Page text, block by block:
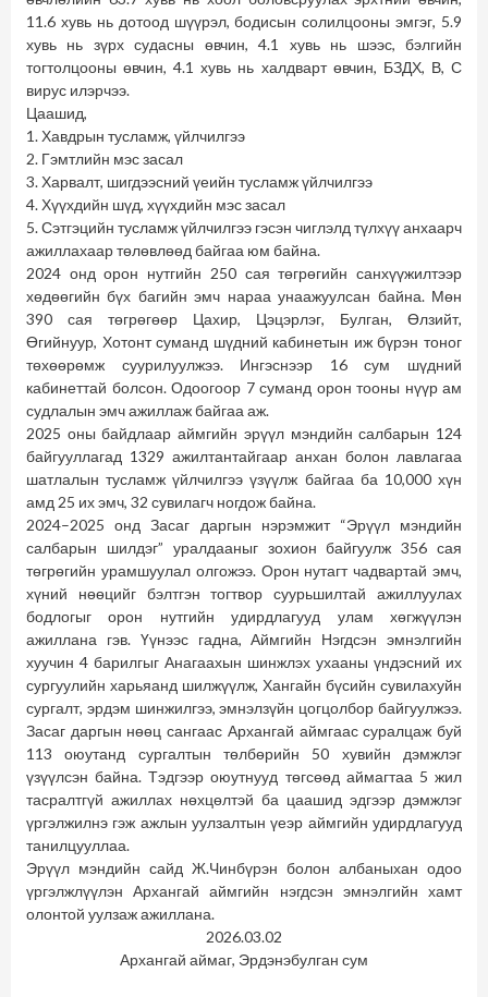
11.6 хувь нь дотоод шүүрэл, бодисын солилцооны эмгэг, 5.9
хувь нь зүрх судасны өвчин, 4.1 хувь нь шээс, бэлгийн
тогтолцооны өвчин, 4.1 хувь нь халдварт өвчин, БЗДХ, В, С
вирус илэрчээ.
Цаашид,
1. Хавдрын тусламж, үйлчилгээ
2. Гэмтлийн мэс засал
3. Харвалт, шигдээсний үеийн тусламж үйлчилгээ
4. Хүүхдийн шүд, хүүхдийн мэс засал
5. Сэтгэцийн тусламж үйлчилгээ гэсэн чиглэлд түлхүү анхаарч
ажиллахаар төлөвлөөд байгаа юм байна.
2024 онд орон нутгийн 250 сая төгрөгийн санхүүжилтээр
хөдөөгийн бүх багийн эмч нараа унаажуулсан байна. Мөн
390 сая төгрөгөөр Цахир, Цэцэрлэг, Булган, Өлзийт,
Өгийнуур, Хотонт суманд шүдний кабинетын иж бүрэн тоног
төхөөрөмж суурилуулжээ. Ингэснээр 16 сум шүдний
кабинеттай болсон. Одоогоор 7 суманд орон тооны нүүр ам
судлалын эмч ажиллаж байгаа аж.
2025 оны байдлаар аймгийн эрүүл мэндийн салбарын 124
байгууллагад 1329 ажилтантайгаар анхан болон лавлагаа
шатлалын тусламж үйлчилгээ үзүүлж байгаа ба 10,000 хүн
амд 25 их эмч, 32 сувилагч ногдож байна.
2024–2025 онд Засаг даргын нэрэмжит “Эрүүл мэндийн
салбарын шилдэг” уралдааныг зохион байгуулж 356 сая
төгрөгийн урамшуулал олгожээ. Орон нутагт чадвартай эмч,
хүний нөөцийг бэлтгэн тогтвор суурьшилтай ажиллуулах
бодлогыг орон нутгийн удирдлагууд улам хөгжүүлэн
ажиллана гэв. Үүнээс гадна, Аймгийн Нэгдсэн эмнэлгийн
хуучин 4 барилгыг Анагаахын шинжлэх ухааны үндэсний их
сургуулийн харьяанд шилжүүлж, Хангайн бүсийн сувилахуйн
сургалт, эрдэм шинжилгээ, эмнэлзүйн цогцолбор байгуулжээ.
Засаг даргын нөөц сангаас Архангай аймгаас суралцаж буй
113 оюутанд сургалтын төлбөрийн 50 хувийн дэмжлэг
үзүүлсэн байна. Тэдгээр оюутнууд төгсөөд аймагтаа 5 жил
тасралтгүй ажиллах нөхцөлтэй ба цаашид эдгээр дэмжлэг
үргэлжилнэ гэж ажлын уулзалтын үеэр аймгийн удирдлагууд
танилцууллаа.
Эрүүл мэндийн сайд Ж.Чинбүрэн болон албаныхан одоо
үргэлжлүүлэн Архангай аймгийн нэгдсэн эмнэлгийн хамт
олонтой уулзаж ажиллана.
2026.03.02
Архангай аймаг, Эрдэнэбулган сум